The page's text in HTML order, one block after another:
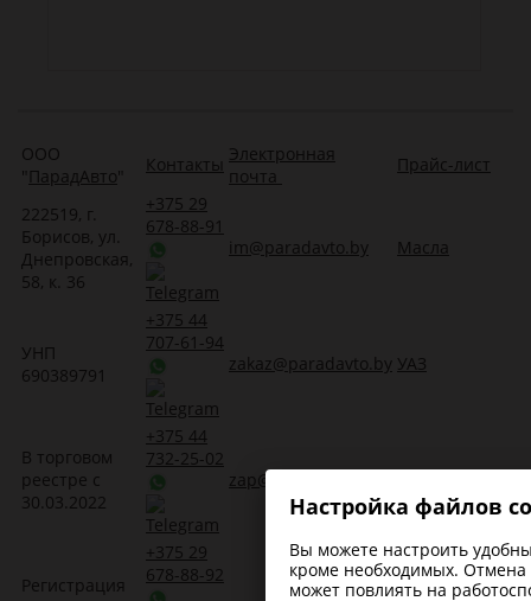
Настройка файлов
Вы можете настроить
кроме необходимых. Отмена
может повлиять на
ООО
" ПарадАвто"
Контакты Электронная
почта
Прайс-лист
222519, г.
Борисов, ул.
Днепровская,
58, к. 36
+375 29
678-88-91
im@paradavto.by
Масла
УНП
690389791
+375 44
707-61-94
zakaz@paradavto.by УАЗ
В торговом
реестре с
30.03.2022
+375 44
732-25-02
zap@paradavto.by
Регистрация
+375 29
678-88-92